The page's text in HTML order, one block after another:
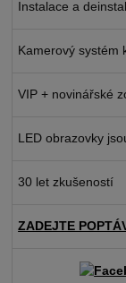
Instalace a
Kamerový systém
VIP + novinářské
LED obrazovky
30 let zkušeností
ZADEJTE